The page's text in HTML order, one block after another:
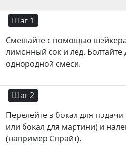
Шаг 1
Смешайте с помощью шейкера
лимонный сок и лед. Болтайте
однородной смеси.
Шаг 2
Перелейте в бокал для
или бокал для мартини) и
(например Спрайт).